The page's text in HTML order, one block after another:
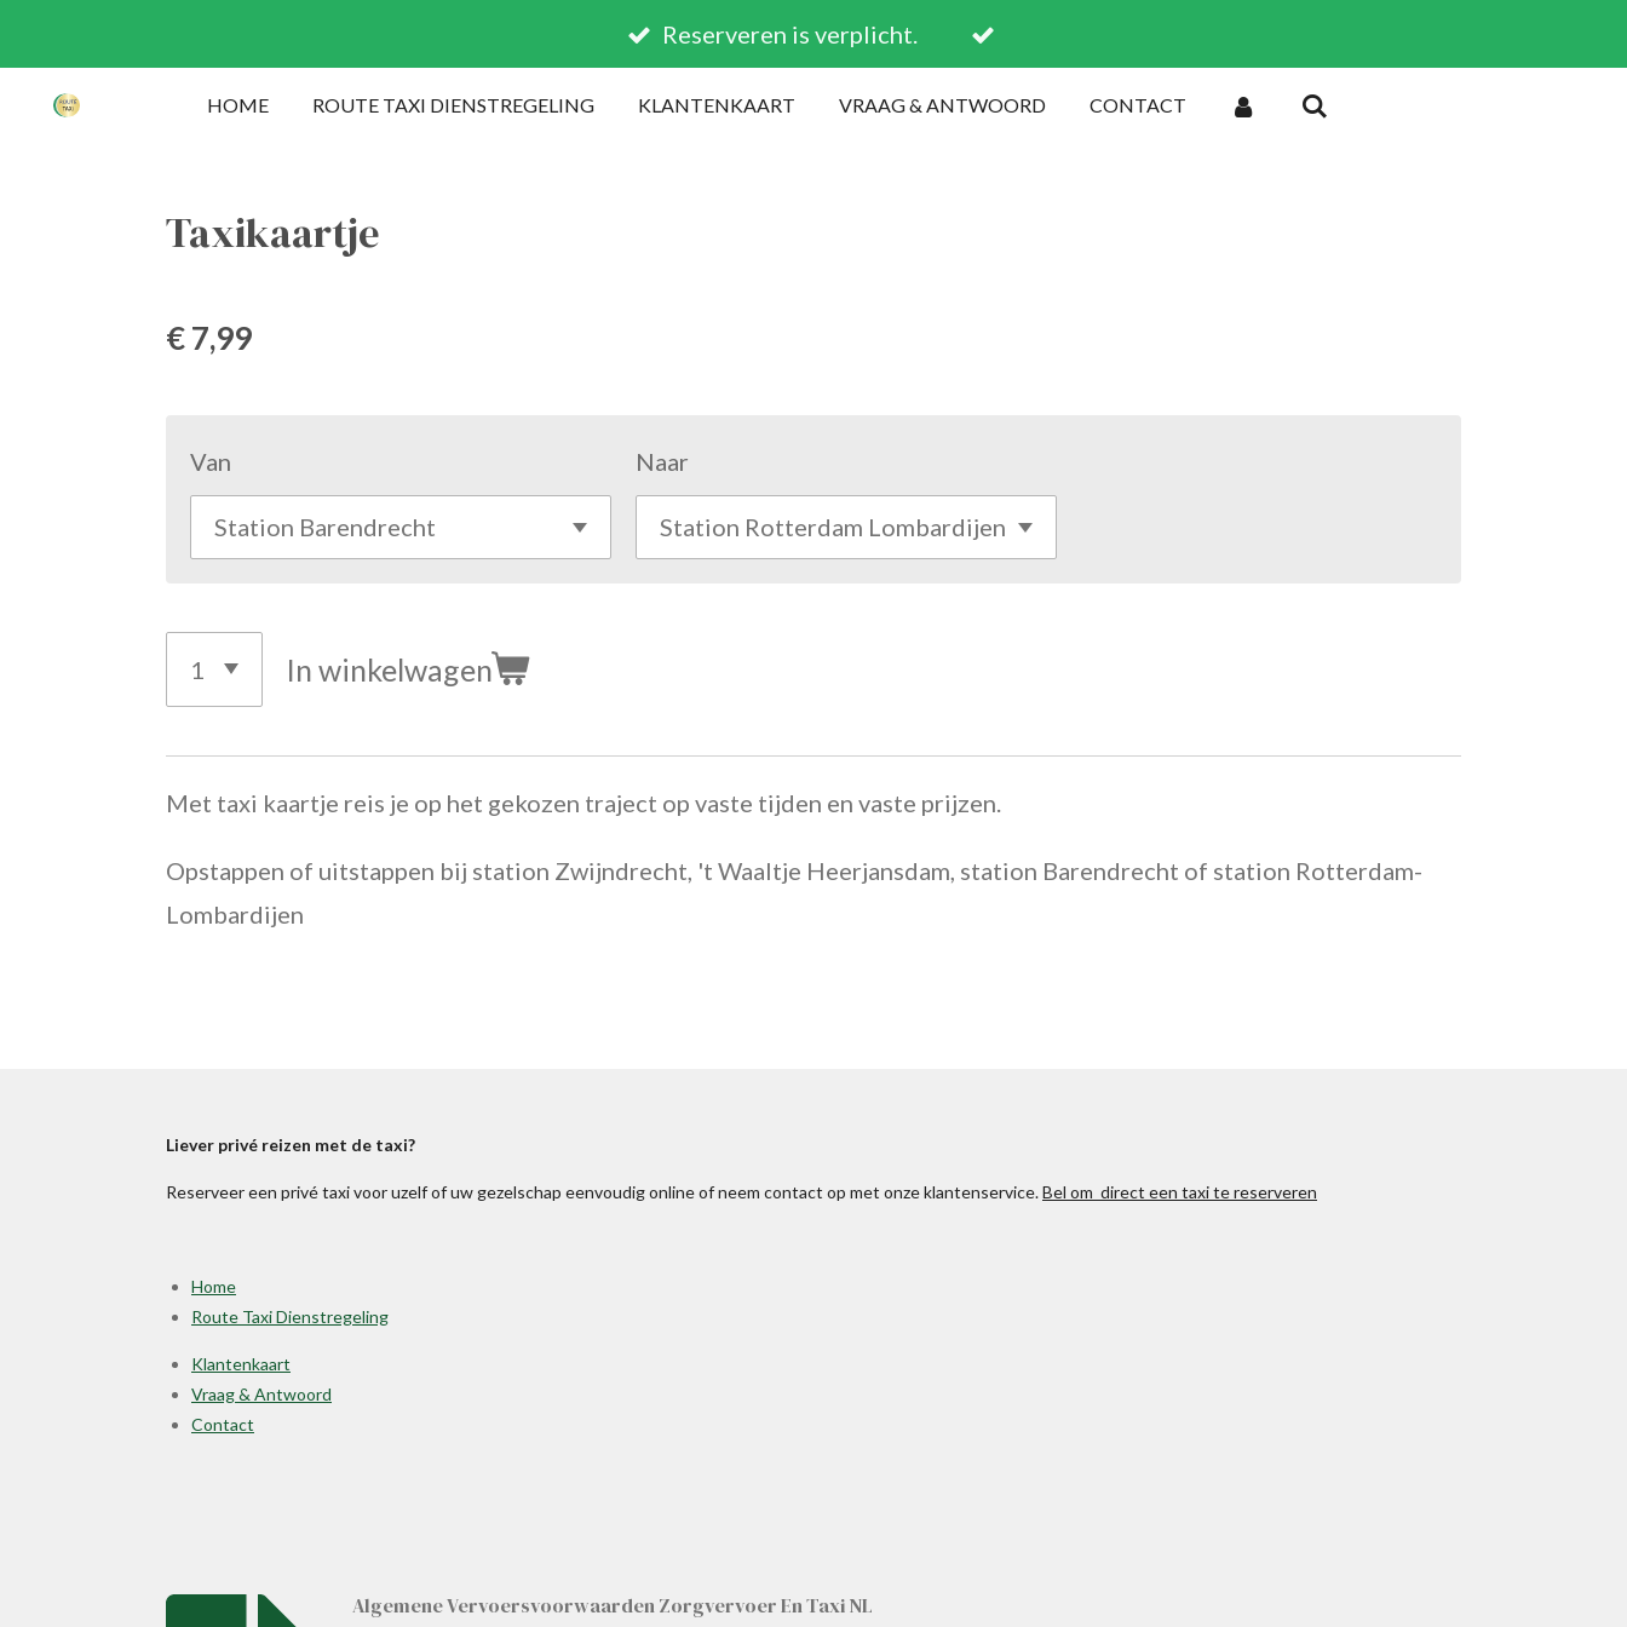
direct
naar
Reserveren is verplicht.
HOME ROUTE TAXI DIENSTREGELING KLANTENKAART VRAAG & ANTWOORD CONTACT
Taxikaartje
€ 7,99
Van Naar
In winkelwagen
Met taxi kaartje reis je op het gekozen traject op vaste tijden en vaste prijzen.
Opstappen of uitstappen bij station Zwijndrecht, 't Waaltje Heerjansdam, station Barendrecht of station Rotterdam-
Lombardijen
Liever privé reizen met de taxi?
Reserveer een privé taxi voor uzelf of uw gezelschap eenvoudig online of neem contact op met onze klantenservice.Bel om direct een taxi te reserveren
Home
Route Taxi Dienstregeling
Klantenkaart
Vraag & Antwoord
Contact
Algemene Vervoersvoorwaarden Zorgvervoer En Taxi NL